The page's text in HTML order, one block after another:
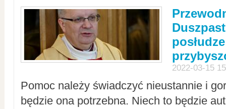
2022-03-15
Pomoc należy świadczyć nieustannie i
będzie ona potrzebna. Niech to będzie